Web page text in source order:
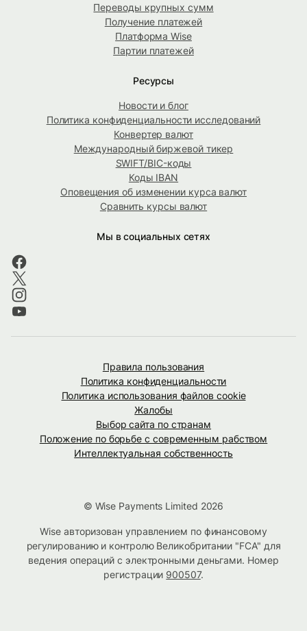
Переводы крупных сумм
Получение платежей
Платформа Wise
Партии платежей
Ресурсы
Новости и блог
Политика конфиденциальности исследований
Конвертер валют
Международный биржевой тикер
SWIFT/BIC-коды
Коды IBAN
Оповещения об изменении курса валют
Сравнить курсы валют
Мы в социальных сетях
Правила пользования
Политика конфиденциальности
Политика использования файлов cookie
Жалобы
Выбор сайта по странам
Положение по борьбе с современным рабством
Интеллектуальная собственность
© Wise Payments Limited 2026
Wise авторизован управлением по финансовому
регулированию и контролю Великобритании "FCA" для
ведения операций с электронными деньгами. Номер
регистрации 900507.